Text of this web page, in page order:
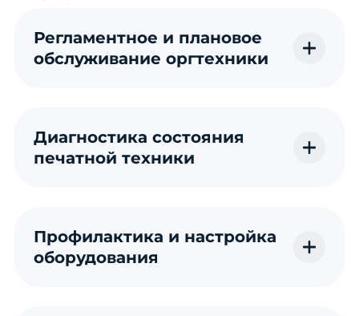
Регламентное и плановое
обслуживание оргтехники
Диагностика состояния
печатной техники
Профилактика и настройка
оборудования